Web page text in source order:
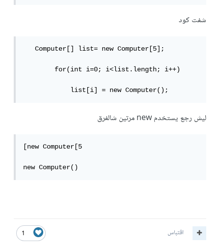
شفت كود
Computer[] list= new Computer[5];
for(int i=0; i<list.length; i++)
list[i] = new Computer();
ليش رجع يستخدم new مرتين شالفرق
[new Computer[5
new Computer()
1 اقتباس